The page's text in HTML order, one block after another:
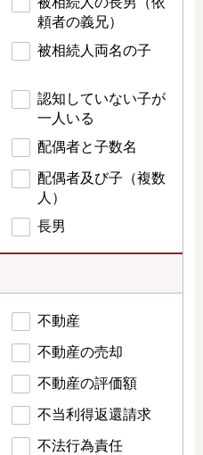
頼者の義兄）
被相続人両名の子
認知していない子が
一人いる
配偶者と子数名
配偶者及び子（複数
人）
長男
不動産
不動産の売却
不動産の評価額
不当利得返還請求
不法行為責任